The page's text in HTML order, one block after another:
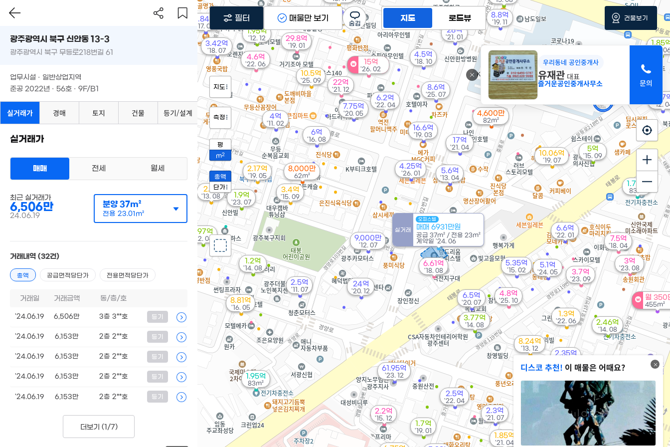
1.72억
83m²
월 350
455m²
3.7
'12.
8,000만
62m²
1.95억
83m²
15억
'26. 02
4.25억
'26. 01
4.8억
'25. 10
10.5억
'25. 09
8.6억
'25. 07
실거래
오피스텔
매매 6931만원
공급 37m² / 전용 23m²
계약일 '24. 06
5.1억
'24. 05
61.95억
'23. 12
11억
'23. 11
3.7억
'23. 09
3억
'23. 08
1.9억
'23. 07
4.6억
'22. 06
1.3억
'22. 06
1.97억
'22. 04
6.2억
'22. 04
2.5억
'22. 04
6.6억
'22. 01
22억
'21. 12
2.3억
'21. 07
1.85억
'21. 04
17억
'21. 04
28억
'21. 01
24억
'20. 12
8,000만
'20. 11
6.5억
'20. 07
2.35억
7.75억
'20. 05
8.8억
'19. 11
10.06억
'19. 07
2.17억
'19. 05
16.6억
'19. 03
29.8억
'19. 01
1.7억
'19. 01
4,600만
82m²
4.5억
'18. 10
6.61억
'18. 08
3.42억
'18. 07
7.5억
'18. 04
1.84억
'17. 08
6억
'16. 08
8.81억
'16. 05
2.2억
'15. 12
5억
'15. 09
3.4억
'15. 09
1.85
'15.
5.35억
'15. 02
3.77억
'14. 08 2.46억
'14. 08
1.2억
'14. 08
8.24억
'13. 12
2.1억
'13. 08
5.6억
'13. 04
1.95억
'12. 12
9,000만
'12. 07
2.5억
'11. 07
4억
'11. 02
디스코 추천! 이 매물은 어때요?
우리동네 공인중개사
유재관 대표
즐거운공인중개사무소
지도 로드뷰
지도
측정
평
m2
총액
단가
필터 매물만 보기 건물보기
광주광역시 북구 신안동 13-3
광주광역시 북구 무등로218번길 61
업무시설 · 일반상업지역
준공 2022년 · 56호 · 9F/B1
실거래가 경매 토지 건물 등기/설계
실거래가
매매 전세 월세
최근 실거래가
6,506만
24.06.19
분양37m²
전용 23.01m²
거래내역 (32건)
총액 공급면적당단가 전용면적당단가
거래일 거래금액 동/층/호
'24.06.19 6,506만 3층 3**호 등기
'24.06.19 6,153만 2층 2**호 등기
'24.06.19 6,153만 2층 2**호 등기
'24.06.19 6,153만 2층 2**호 등기
'24.06.19 6,153만 2층 2**호 등기
더보기 (1/7)